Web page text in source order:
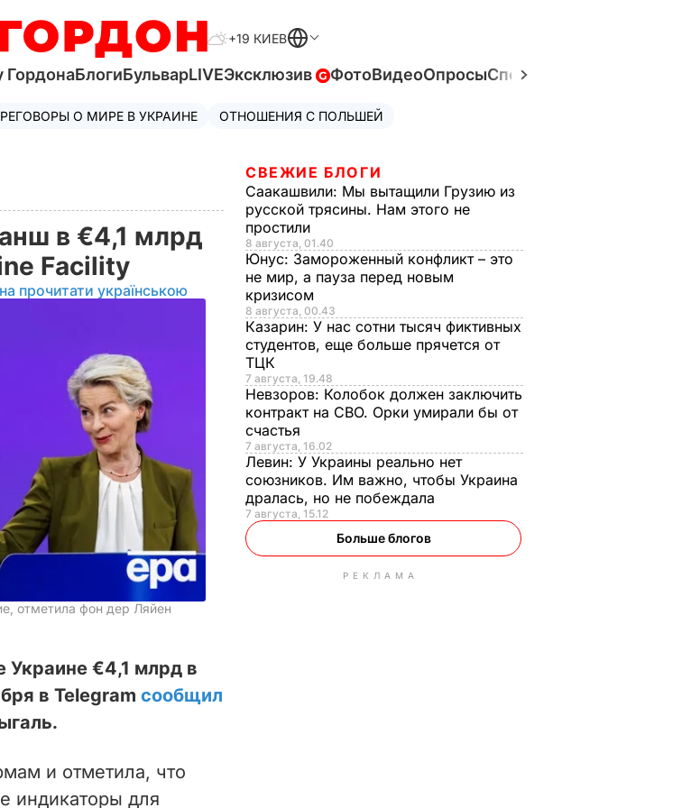
+19 КИЕВ
ГордонаБлогиБульварLIVEЭксклюзив ФотоВидеоОпросыСпецпроекты
О МИРЕ В УКРАИНЕ ОТНОШЕНИЯ С ПОЛЬШЕЙ
в €4,1 млрд
Facility
прочитати українською
отметила фон дер Ляйен
Украине €4,1 млрд в
в Telegram сообщил
и отметила, что
индикаторы для
СВЕЖИЕ БЛОГИ
Саакашвили: Мы вытащили Грузию из
русской трясины. Нам этого не
простили
8 августа, 01.40
Юнус: Замороженный конфликт – это
не мир, а пауза перед новым
кризисом
8 августа, 00.43
Казарин: У нас сотни тысяч фиктивных
студентов, еще больше прячется от
ТЦК
7 августа, 19.48
Невзоров: Колобок должен заключить
контракт на СВО. Орки умирали бы от
счастья
7 августа, 16.02
Левин: У Украины реально нет
союзников. Им важно, чтобы Украина
дралась, но не побеждала
7 августа, 15.12
Больше блогов
РЕКЛАМА